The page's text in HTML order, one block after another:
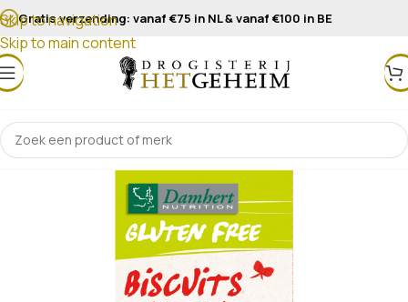
Skip to navigation
Skip to main content
Gratis verzending: vanaf €75 in NL & vanaf €100 in BE